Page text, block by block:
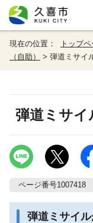
現在の位置： トップ
（自助）
> 弾道ミサイ
弾道ミサイ
ページ番号1007418
弾道ミサイ